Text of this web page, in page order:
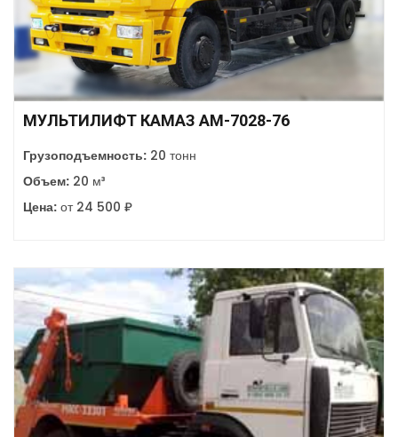
МУЛЬТИЛИФТ КАМАЗ АМ-7028-76
Грузоподъемность: 20 тонн
Объем: 20 м³
Цена: от 24 500 ₽